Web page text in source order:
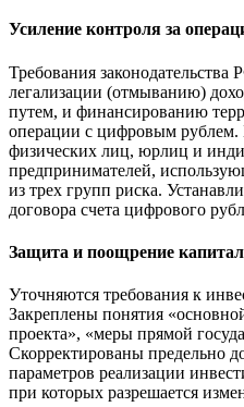
Усиление контроля за
Требования законодательства
легализации (отмыванию)
путем, и финансированию
операции с цифровым рублем.
физических лиц, юрлиц и
предпринимателей,
из трех групп риска.
договора счета цифрового
Защита и поощрение
Уточняются требования к
Закреплены понятия
проекта», «меры прямой
Скорректированы предельно
параметров реализации
при которых разрешается